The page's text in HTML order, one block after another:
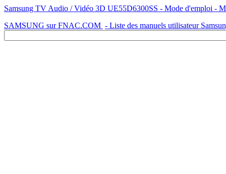
Samsung TV Audio / Vidéo 3D UE55D6300SS - Mode d'emploi -
SAMSUNG sur FNAC.COM - Liste des manuels utilisateur